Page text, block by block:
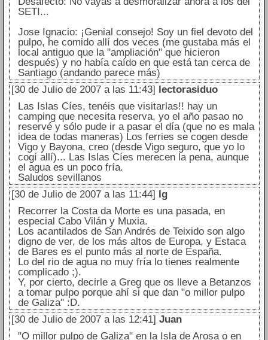
SETI...
Jose Ignacio: ¡Genial consejo! Soy un fiel devoto del
pulpo, he comido allí dos veces (me gustaba más el
local antiguo que la "ampliación" que hicieron
después) y no había caído en que está tan cerca de
Santiago (andando parece más)
[30 de Julio de 2007 a las 11:43]
lectorasiduo
Las Islas Cíes, tenéis que visitarlas!! hay un
camping que necesita reserva, yo el año pasao no
reservé y sólo pude ir a pasar el día (que no es mala
idea de todas maneras) Los ferries se cogen desde
Vigo y Bayona, creo (desde Vigo seguro, que yo lo
cogí allí)... Las Islas Cíes merecen la pena, aunque
el agua es un poco fría.
Saludos sevillanos
[30 de Julio de 2007 a las 11:44]
Ig
Recorrer la Costa da Morte es una pasada, en
especial Cabo Vilán y Muxia.
Los acantilados de San Andrés de Teixido son algo
digno de ver, de los más altos de Europa, y Estaca
de Bares es el punto más al norte de España.
Lo del rio de agua no muy fría lo tienes realmente
complicado ;).
Y, por cierto, decirle a Greg que os lleve a Betanzos
a tomar pulpo porque ahí si que dan "o millor pulpo
de Galiza" :D.
[30 de Julio de 2007 a las 12:41] Juan
"O millor pulpo de Galiza" en la Isla de Arosa o en